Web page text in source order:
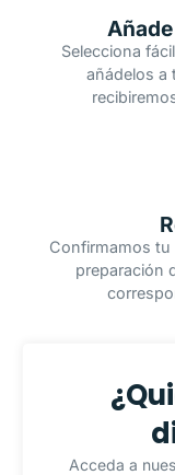
Selecciona
añádelos a
Confirmamos tu
preparación
Acceda a